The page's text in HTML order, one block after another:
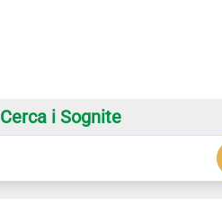
Cerca i Sognite